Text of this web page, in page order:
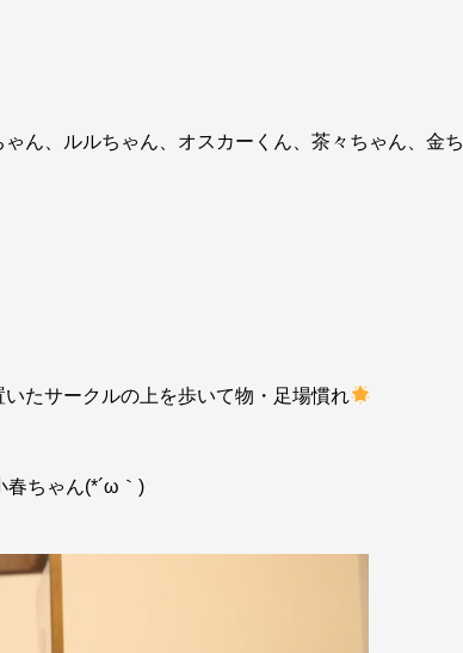
ん、ルルちゃん、オスカーくん、茶々ちゃん、金ち
たサークルの上を歩いて物・足場慣れ
春ちゃん(*´ω｀)